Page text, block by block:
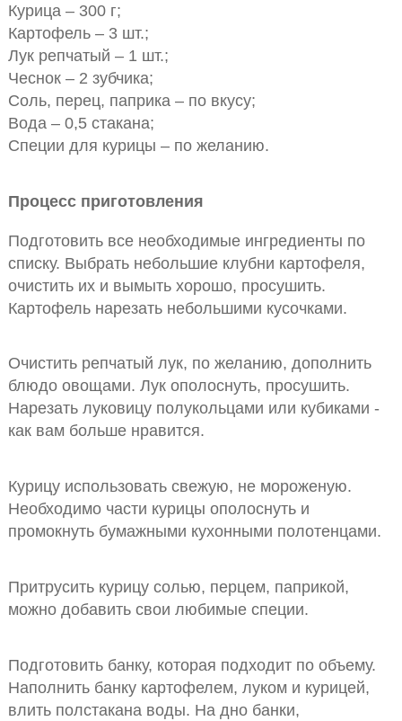
Курица – 300 г;
Картофель – 3 шт.;
Лук репчатый – 1 шт.;
Чеснок – 2 зубчика;
Соль, перец, паприка – по вкусу;
Вода – 0,5 стакана;
Специи для курицы – по желанию.
Процесс приготовления
Подготовить все необходимые ингредиенты по
списку. Выбрать небольшие клубни картофеля,
очистить их и вымыть хорошо, просушить.
Картофель нарезать небольшими кусочками.
Очистить репчатый лук, по желанию, дополнить
блюдо овощами. Лук ополоснуть, просушить.
Нарезать луковицу полукольцами или кубиками -
как вам больше нравится.
Курицу использовать свежую, не мороженую.
Необходимо части курицы ополоснуть и
промокнуть бумажными кухонными полотенцами.
Притрусить курицу солью, перцем, паприкой,
можно добавить свои любимые специи.
Подготовить банку, которая подходит по объему.
Наполнить банку картофелем, луком и курицей,
влить полстакана воды. На дно банки,